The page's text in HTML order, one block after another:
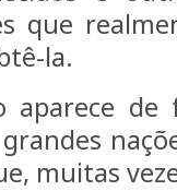
que
la.
de
muitas